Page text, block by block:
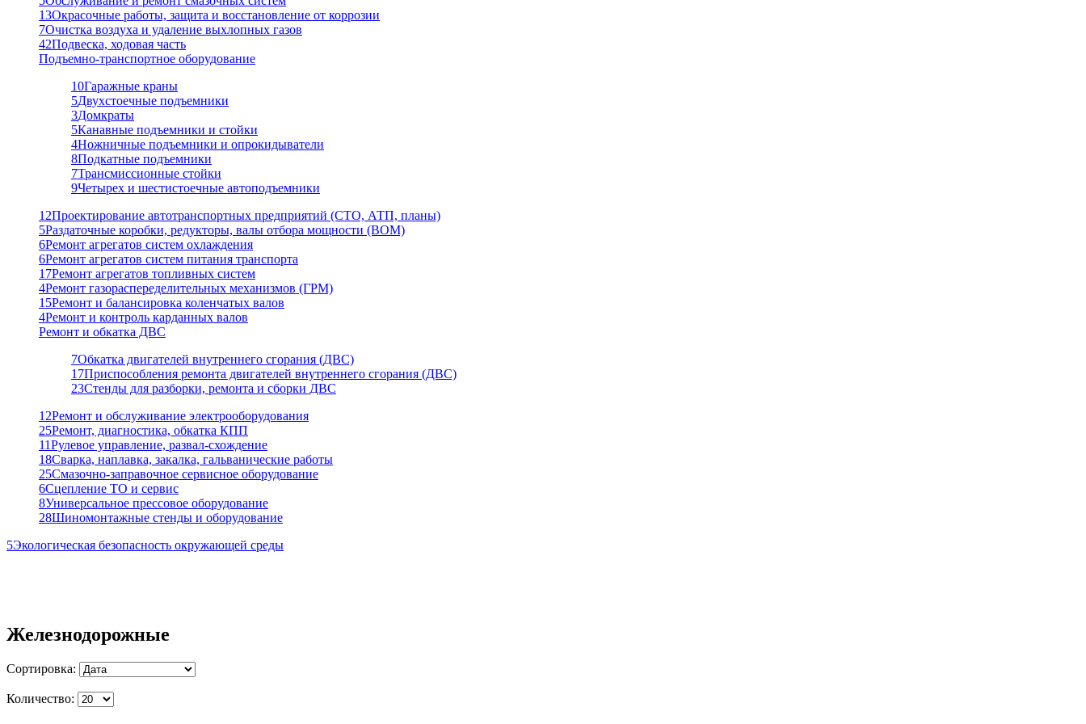
13Окрасочные работы, защита и восстановление от коррозии
7Очистка воздуха и удаление выхлопных газов
42Подвеска, ходовая часть
Подъемно-транспортное оборудование
10Гаражные краны
5Двухстоечные подъемники
3Домкраты
5Канавные подъемники и стойки
4Ножничные подъемники и опрокидыватели
8Подкатные подъемники
7Трансмиссионные стойки
9Четырех и шестистоечные автоподъемники
12Проектирование автотранспортных предприятий (СТО, АТП, планы)
5Раздаточные коробки, редукторы, валы отбора мощности (ВОМ)
6Ремонт агрегатов систем охлаждения
6Ремонт агрегатов систем питания транспорта
17Ремонт агрегатов топливных систем
4Ремонт газораспеределительных механизмов (ГРМ)
15Ремонт и балансировка коленчатых валов
4Ремонт и контроль карданных валов
Ремонт и обкатка ДВС
7Обкатка двигателей внутреннего сгорания (ДВС)
17Приспособления ремонта двигателей внутреннего сгорания (ДВС)
23Стенды для разборки, ремонта и сборки ДВС
12Ремонт и обслуживание электрооборудования
25Ремонт, диагностика, обкатка КПП
11Рулевое управление, развал-схождение
18Сварка, наплавка, закалка, гальванические работы
25Смазочно-заправочное сервисное оборудование
6Сцепление ТО и сервис
8Универсальное прессовое оборудование
28Шиномонтажные стенды и оборудование
5Экологическая безопасность окружающей среды
Железнодорожные
Сортировка:
Количество: